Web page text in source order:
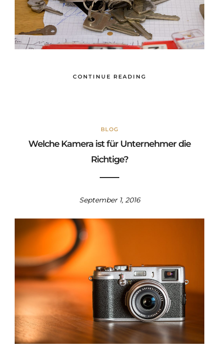
CONTINUE READING
BLOG
Welche Kamera ist für Unternehmer die
Richtige?
September 1, 2016